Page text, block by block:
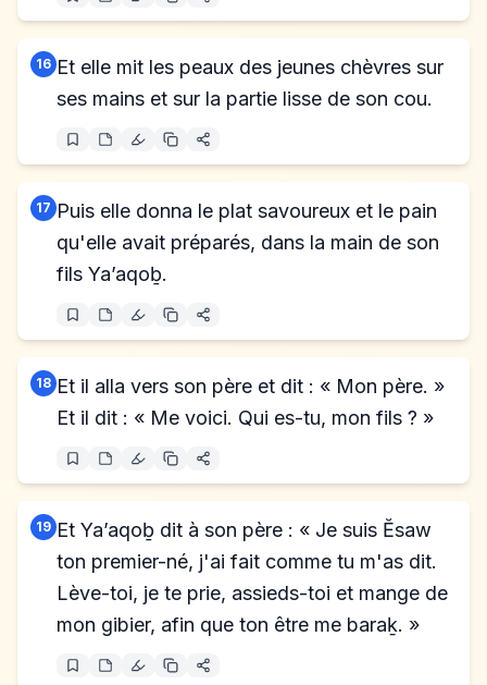
16 Et elle mit les peaux des jeunes chèvres sur
ses mains et sur la partie lisse de son cou.
17 Puis elle donna le plat savoureux et le pain
qu'elle avait préparés, dans la main de son
fils Ya’aqoḇ.
18 Et il alla vers son père et dit : « Mon père. »
Et il dit : « Me voici. Qui es-tu, mon fils ? »
19 Et Ya’aqoḇ dit à son père : « Je suis Ĕsaw
ton premier-né, j'ai fait comme tu m'as dit.
Lève-toi, je te prie, assieds-toi et mange de
mon gibier, afin que ton être me baraḵ. »